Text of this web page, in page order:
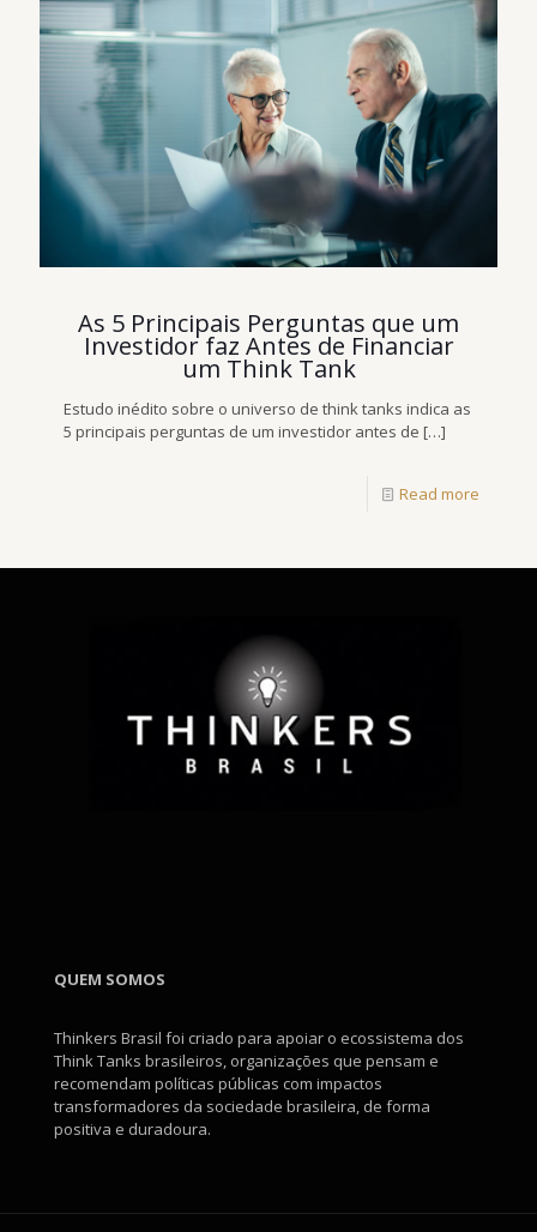
As 5 Principais Perguntas que um
Investidor faz Antes de Financiar
um Think Tank
Estudo inédito sobre o universo de think tanks indica as
5 principais perguntas de um investidor antes de […]
Read more
QUEM SOMOS
Thinkers Brasil foi criado para apoiar o ecossistema dos
Think Tanks brasileiros, organizações que pensam e
recomendam políticas públicas com impactos
transformadores da sociedade brasileira, de forma
positiva e duradoura.